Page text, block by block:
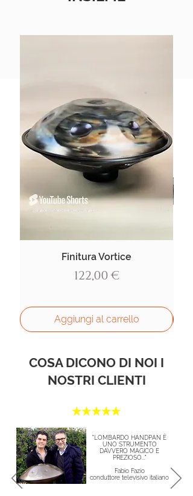
Finitura Vortice
Prezzo
122,00 €
Aggiungi al carrello
COSA DICONO DI NOI I
NOSTRI CLIENTI
"LOMBARDO HANDPAN È
UNO STRUMENTO
DAVVERO MAGICO E
PREZIOSO..."
Fabio Fazio
conduttore televisivo italiano